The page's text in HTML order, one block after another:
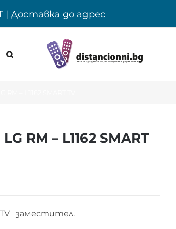
| Доставка до адрес
RM – L1162 SMART
TV заместител.